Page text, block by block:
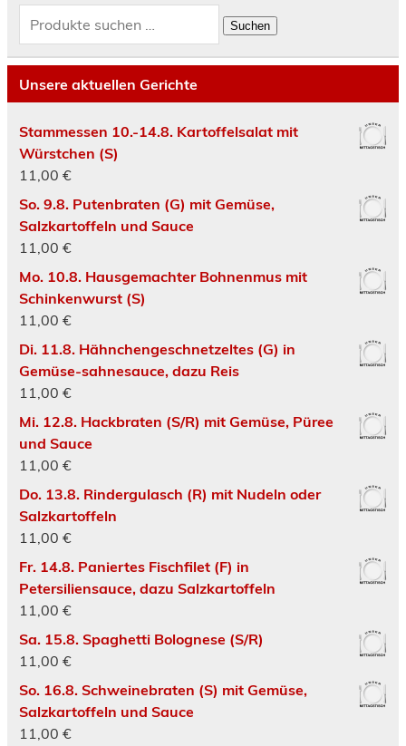
Suchen
nach:
Suchen
Unsere aktuellen Gerichte
Stammessen 10.-14.8. Kartoffelsalat mit
Würstchen (S)
11,00 €
So. 9.8. Putenbraten (G) mit Gemüse,
Salzkartoffeln und Sauce
11,00 €
Mo. 10.8. Hausgemachter Bohnenmus mit
Schinkenwurst (S)
11,00 €
Di. 11.8. Hähnchengeschnetzeltes (G) in
Gemüse-sahnesauce, dazu Reis
11,00 €
Mi. 12.8. Hackbraten (S/R) mit Gemüse, Püree
und Sauce
11,00 €
Do. 13.8. Rindergulasch (R) mit Nudeln oder
Salzkartoffeln
11,00 €
Fr. 14.8. Paniertes Fischfilet (F) in
Petersiliensauce, dazu Salzkartoffeln
11,00 €
Sa. 15.8. Spaghetti Bolognese (S/R)
11,00 €
So. 16.8. Schweinebraten (S) mit Gemüse,
Salzkartoffeln und Sauce
11,00 €